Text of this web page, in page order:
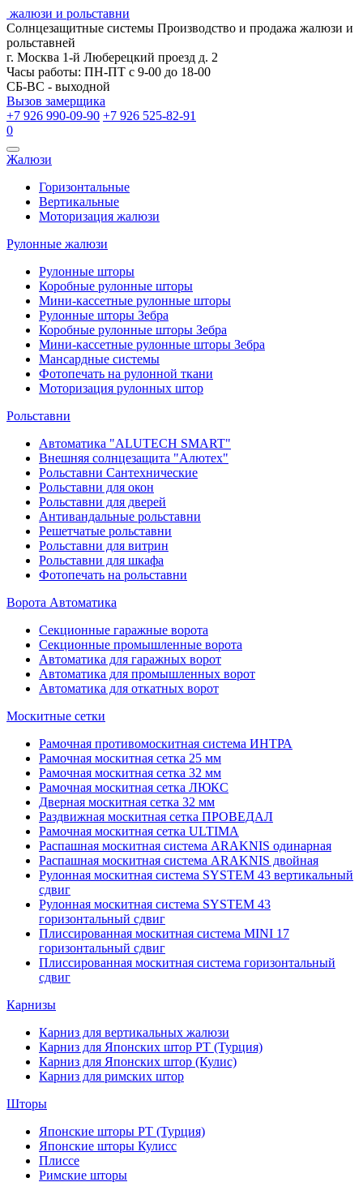
жалюзи и рольставни
Солнцезащитные системы Производство и продажа жалюзи и
рольставней
г. Москва 1-й Люберецкий проезд д. 2
Часы работы: ПН-ПТ с 9-00 до 18-00
СБ-ВС - выходной
Вызов замерщика
+7 926 990-09-90 +7 926 525-82-91
0
Открыть
навигацию
Жалюзи
Горизонтальные
Вертикальные
Моторизация жалюзи
Рулонные жалюзи
Рулонные шторы
Коробные рулонные шторы
Мини-кассетные рулонные шторы
Рулонные шторы Зебра
Коробные рулонные шторы Зебра
Мини-кассетные рулонные шторы Зебра
Мансардные системы
Фотопечать на рулонной ткани
Моторизация рулонных штор
Рольставни
Автоматика "ALUTECH SMART"
Внешняя солнцезащита "Алютех"
Рольставни Сантехнические
Рольставни для окон
Рольставни для дверей
Антивандальные рольставни
Решетчатые рольставни
Рольставни для витрин
Рольставни для шкафа
Фотопечать на рольставни
Ворота Автоматика
Секционные гаражные ворота
Секционные промышленные ворота
Автоматика для гаражных ворот
Автоматика для промышленных ворот
Автоматика для откатных ворот
Москитные сетки
Рамочная противомоскитная система ИНТРА
Рамочная москитная сетка 25 мм
Рамочная москитная сетка 32 мм
Рамочная москитная сетка ЛЮКС
Дверная москитная сетка 32 мм
Раздвижная москитная сетка ПРОВЕДАЛ
Рамочная москитная сетка ULTIMA
Распашная москитная система ARAKNIS одинарная
Распашная москитная система ARAKNIS двойная
Рулонная москитная система SYSTEM 43 вертикальный
сдвиг
Рулонная москитная система SYSTEM 43
горизонтальный сдвиг
Плиссированная москитная система MINI 17
горизонтальный сдвиг
Плиссированная москитная система горизонтальный
сдвиг
Карнизы
Карниз для вертикальных жалюзи
Карниз для Японских штор РТ (Турция)
Карниз для Японских штор (Кулис)
Карниз для римских штор
Шторы
Японские шторы РТ (Турция)
Японские шторы Кулисс
Плиссе
Римские шторы